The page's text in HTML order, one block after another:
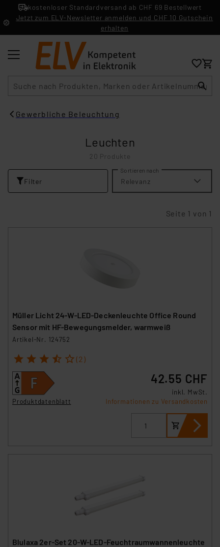
kostenloser Standardversand ab CHF 69 Bestellwert
Jetzt zum ELV-Newsletter anmelden und CHF 10 Gutschein
erhalten
Gewerbliche Beleuchtung
Leuchten
20 Produkte
Filter
Sortieren nach
Relevanz
Seite 1 von 1
Müller Licht 24-W-LED-Deckenleuchte Office Round
Sensor mit HF-Bewegungsmelder, warmweiß
Artikel-Nr. 124752
1 2 3 4 5 (2)
Produktdatenblatt
42.55 CHF
inkl. MwSt.
Informationen zu Versandkosten
Blulaxa 2er-Set 20-W-LED-Feuchtraumwannenleuchte